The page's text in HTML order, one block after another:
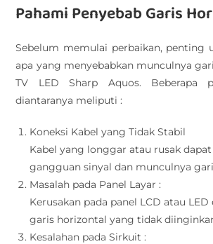
Pahami Penyebab Garis
Sebelum memulai perbaikan, penting
apa yang menyebabkan munculnya
TV LED Sharp Aquos. Beberapa
diantaranya meliputi :
Koneksi Kabel yang Tidak Stabil
Kabel yang longgar atau rusak
gangguan sinyal dan munculnya
Masalah pada Panel Layar :
Kerusakan pada panel LCD atau
garis horizontal yang tidak
Kesalahan pada Sirkuit :